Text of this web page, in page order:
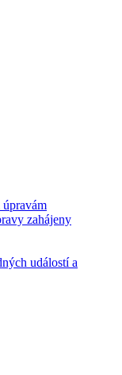
zahájeny
událostí a